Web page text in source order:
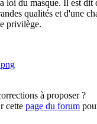
loi du masque. Il est dit
qualités et d'une
privilège.
à proposer ?
cette page du forum
cet